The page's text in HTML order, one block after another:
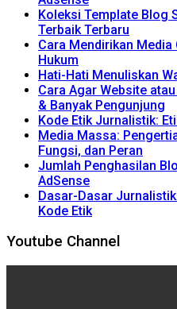
Koleksi Template Blog
Terbaik Terbaru
Cara Mendirikan Media
Hukum
Hati-Hati Menuliskan
Cara Agar Website
& Banyak Pengunjung
Kode Etik Jurnalistik:
Media Massa:
Fungsi, dan Peran
Jumlah Penghasilan
AdSense
Dasar-Dasar
Kode Etik
Youtube Channel